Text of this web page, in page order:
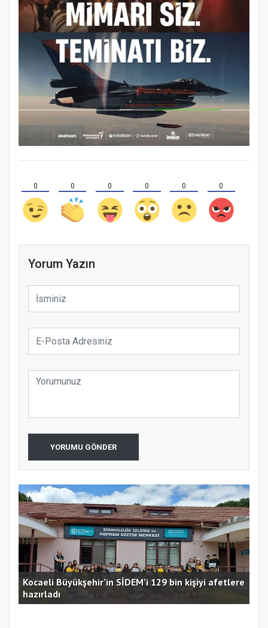
0 0 0 0 0 0
Yorum Yazın
YORUMU GÖNDER
Kocaeli Büyükşehir’in SİDEM’i 129 bin kişiyi afetlere
hazırladı